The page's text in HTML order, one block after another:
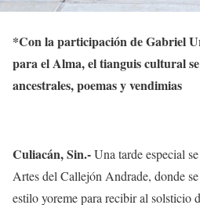
*Con la participación de Gabriel
para el Alma, el tianguis cultural
ancestrales, poemas y vendimias
Culiacán, Sin.-Una tarde especial
Artes del Callejón Andrade, donde
estilo yoreme para recibir al solsticio